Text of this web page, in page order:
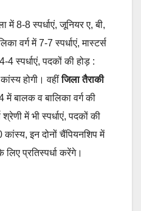
में 8-8 स्पर्धाएं, जूनियर ए, बी,
वर्ग में 7-7 स्पर्धाएं, मास्टर्स
4 स्पर्धाएं, पदकों की होड़ :
होगी। वहींजिला तैराकी
बालक व बालिका वर्ग की
श्रेणी में भी स्पर्धाएं, पदकों की
इन दोनों चैंपियनशिप में
प्रतिस्पर्धा करेंगे।